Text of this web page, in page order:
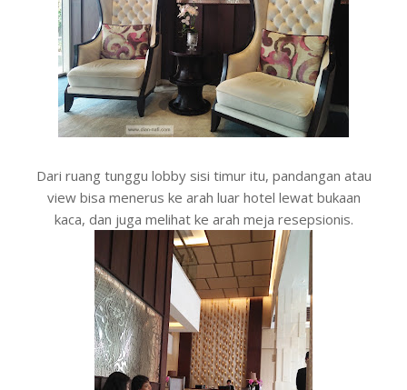
Dari ruang tunggu lobby sisi timur itu, pandangan atau
view bisa menerus ke arah luar hotel lewat bukaan
kaca, dan juga melihat ke arah meja resepsionis.